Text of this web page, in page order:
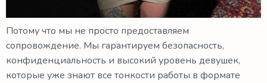
Потому что мы не просто предоставляем
сопровождение. Мы гарантируем безопасность,
конфиденциальность и высокий уровень девушек,
которые уже знают все тонкости работы в формате